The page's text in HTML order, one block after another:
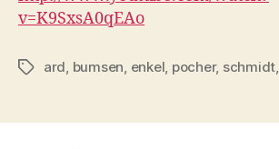
v=K9SxsA0qEAo
Schlagwörter
ard, bumsen, enkel, pocher, schmidt,